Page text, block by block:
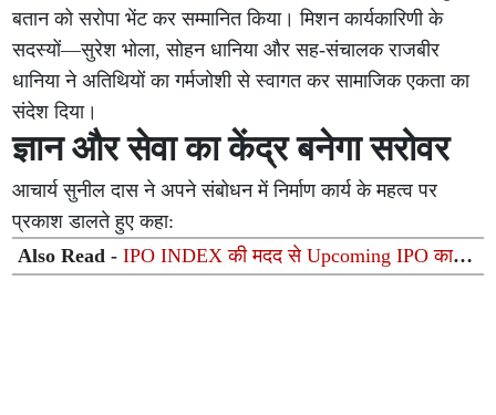
बतान को सरोपा भेंट कर सम्मानित किया। मिशन कार्यकारिणी के
सदस्यों—सुरेश भोला, सोहन धानिया और सह-संचालक राजबीर
धानिया ने अतिथियों का गर्मजोशी से स्वागत कर सामाजिक एकता का
संदेश दिया।
ज्ञान और सेवा का केंद्र बनेगा सरोवर
आचार्य सुनील दास ने अपने संबोधन में निर्माण कार्य के महत्व पर
प्रकाश डालते हुए कहा:
Also Read -IPO INDEX की मदद से Upcoming IPO का
IPO GMP कैसे ट्रैक करें